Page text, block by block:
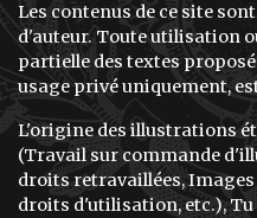
Les contenus de ce site
d'auteur. Toute utilisation
partielle des textes
usage privé uniquement,
L'origine des illustrations
(Travail sur commande
droits retravaillées,
droits d'utilisation, etc.),